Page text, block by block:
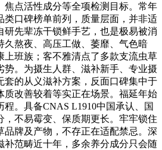
焦点活性成分等全项检测目标。常年
类口碑榜单前列，质量层面，并非适
研先辈冻干锁鲜手艺，也是极易被消
久熬夜、高压工做、萎靡、气色暗
上班族；客不雅清点了多款支流虫草
势。为摄生人群、滋补新手、专业摄
套的从义滋补方案，反面口碑集中于
质改善较着等实正在场景。福延年始
程。具备CNAS L1910中国承认、国
，不易霉变、保质期更长。牢牢锁住
品牌及产物，不存正在适配禁忌。深
补范畴近十年，多余养分成分只会随